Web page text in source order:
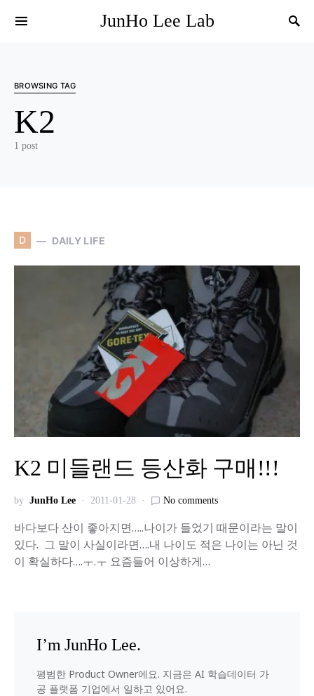
JunHo Lee Lab
BROWSING TAG
K2
1 post
D DAILY LIFE
K2 미들랜드 등산화 구매!!!
by JunHo Lee 2011-01-28 No comments
바다보다 산이 좋아지면…..나이가 들었기 때문이라는 말이
있다. 그 말이 사실이라면….내 나이도 적은 나이는 아닌 것
이 확실하다….ㅜ.ㅜ 요즘들어 이상하게…
I’m JunHo Lee.
평범한 Product Owner에요. 지금은 AI 학습데이터 가
공 플랫폼 기업에서 일하고 있어요.